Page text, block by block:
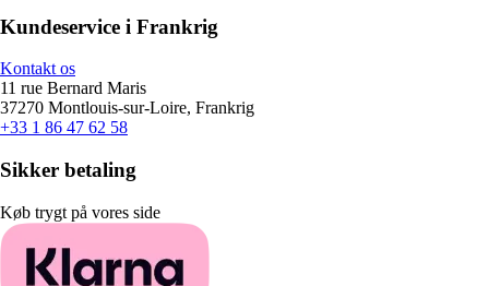
Kundeservice i Frankrig
Kontakt os
11 rue Bernard Maris
37270 Montlouis-sur-Loire, Frankrig
+33 1 86 47 62 58
Sikker betaling
Køb trygt på vores side